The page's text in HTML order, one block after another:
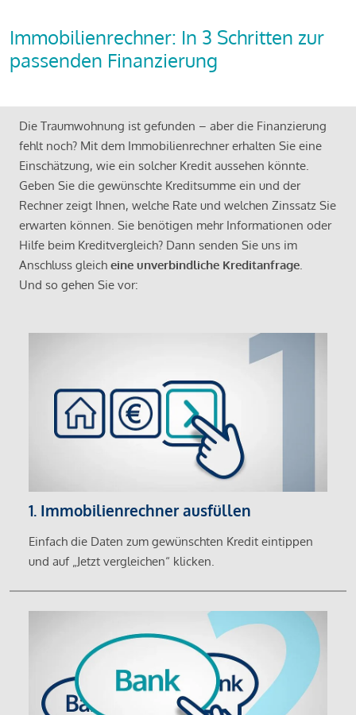
Immobilienrechner: In 3 Schritten zur
passenden Finanzierung
Die Traumwohnung ist gefunden – aber die Finanzierung
fehlt noch? Mit dem Immobilienrechner erhalten Sie eine
Einschätzung, wie ein solcher Kredit aussehen könnte.
Geben Sie die gewünschte Kreditsumme ein und der
Rechner zeigt Ihnen, welche Rate und welchen Zinssatz Sie
erwarten können. Sie benötigen mehr Informationen oder
Hilfe beim Kreditvergleich? Dann senden Sie uns im
Anschluss gleich eine unverbindliche Kreditanfrage.
Und so gehen Sie vor:
1. Immobilienrechner ausfüllen
Einfach die Daten zum gewünschten Kredit eintippen
und auf „Jetzt vergleichen“ klicken.